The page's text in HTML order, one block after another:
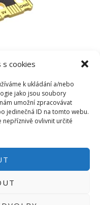
s cookies
k ukládání a/nebo
jako jsou soubory
umožní zpracovávat
jedinečná ID na tomto webu.
nepříznivě ovlivnit určité